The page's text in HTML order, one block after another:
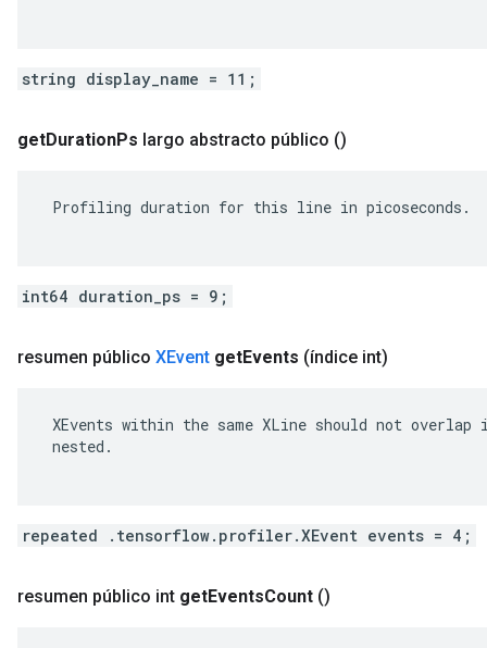
string display_name = 11;
getDurationPs largo abstracto público ()
Profiling duration for this line in picoseconds.
int64 duration_ps = 9;
resumen público XEvent getEvents (índice int)
XEvents within the same XLine should not
nested.
repeated .tensorflow.profiler.XEvent events = 4;
resumen público int getEventsCount ()